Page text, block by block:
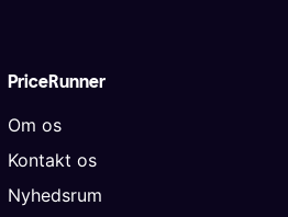
PriceRunner
Om os
Kontakt os
Nyhedsrum